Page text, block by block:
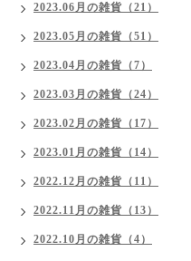
2023.06月の雑貨（21）
2023.05月の雑貨（51）
2023.04月の雑貨（7）
2023.03月の雑貨（24）
2023.02月の雑貨（17）
2023.01月の雑貨（14）
2022.12月の雑貨（11）
2022.11月の雑貨（13）
2022.10月の雑貨（4）